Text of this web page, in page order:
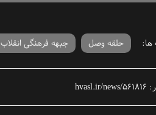
حلقه وصل جبهه فرهنگی انقلاب
hvasl.ir/news/561816